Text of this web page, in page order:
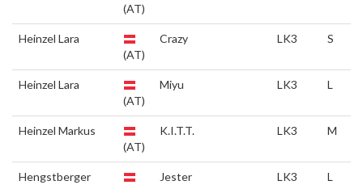
(AT)
Heinzel Lara
(AT)
Crazy LK3 S
Heinzel Lara
(AT)
Miyu LK3 L
Heinzel Markus
(AT)
K.I.T.T. LK3 M
Hengstberger
Jester LK3 L